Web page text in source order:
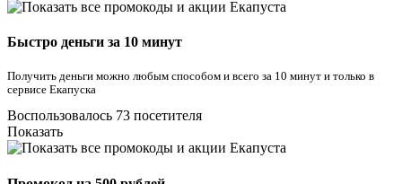
Быстро деньги за 10 минут
Получить деньги можно любым способом и всего за 10 минут и только в
сервисе Екапуска
Воспользовалось 73 посетителя
Показать